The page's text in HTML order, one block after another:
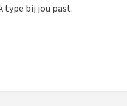
bij jou past.